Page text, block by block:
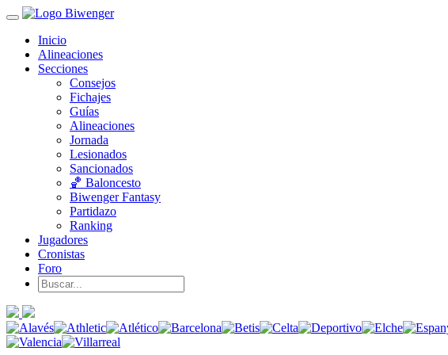
Inicio
Alineaciones
Secciones
Consejos
Fichajes
Guías
Alineaciones
Jornada
Lesionados
Sancionados
🏀 Baloncesto
Biwenger Fantasy
Partidazo
Ranking
Jugadores
Cronistas
Foro